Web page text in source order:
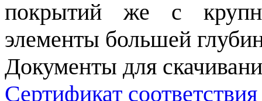
покрытий же с
элементы большей
Документы для
Сертификат соответствия